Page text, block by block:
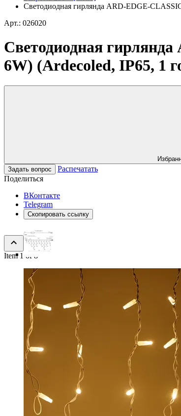
Светодиодная гирлянда ARD-EDGE-
Арт.: 026020
Светодиодная
6W) (Ardecoled, IP65, 1
Задать вопрос
Распечатать
Поделиться
ВКонтакте
Telegram
Скопировать ссылку
Item 1 of 8